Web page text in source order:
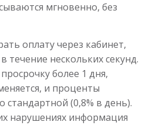
мгновенно, без
оплату через кабинет,
течение нескольких секунд.
более 1 дня,
и проценты
стандартной (0,8% в день).
нарушениях информация